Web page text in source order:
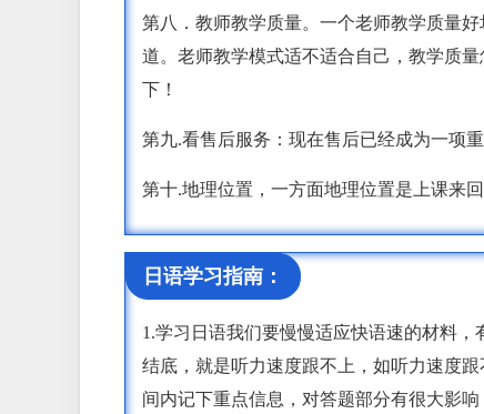
第八．教师教学质量。一个老师教学质量
道。老师教学模式适不适合自己，教学质
下！
第九.看售后服务：现在售后已经成为一项
第十.地理位置，一方面地理位置是上课来
日语学习指南：
1.学习日语我们要慢慢适应快语速的材料
结底，就是听力速度跟不上，如听力速度
间内记下重点信息，对答题部分有很大影